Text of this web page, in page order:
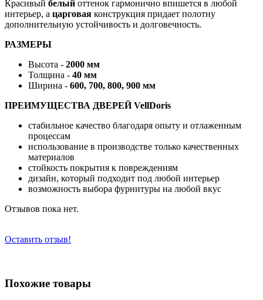
Красивый белый оттенок гармонично впишется в любой
интерьер, а царговая конструкция придает полотну
дополнительную устойчивость и долговечность.
РАЗМЕРЫ
Высота - 2000 мм
Толщина - 40 мм
Ширина - 600, 700, 800, 900 мм
ПРЕИМУЩЕСТВА ДВЕРЕЙ VellDoris
стабильное качество благодаря опыту и отлаженным
процессам
использование в производстве только качественных
материалов
стойкость покрытия к повреждениям
дизайн, который подходит под любой интерьер
возможность выбора фурнитуры на любой вкус
Отзывов пока нет.
Оставить отзыв!
Похожие товары